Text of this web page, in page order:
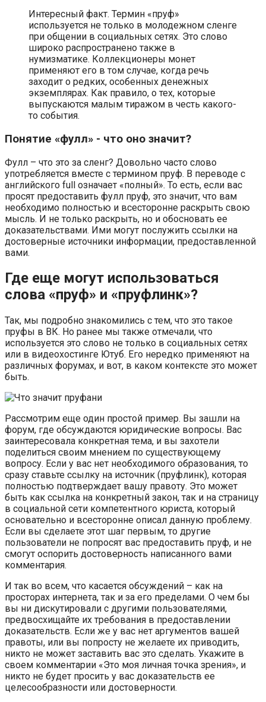
Интересный факт. Термин «пруф»
используется не только в молодежном сленге
при общении в социальных сетях. Это слово
широко распространено также в
нумизматике. Коллекционеры монет
применяют его в том случае, когда речь
заходит о редких, особенных денежных
экземплярах. Как правило, о тех, которые
выпускаются малым тиражом в честь какого-
то события.
Понятие «фулл» - что оно значит?
Фулл – что это за сленг? Довольно часто слово
употребляется вместе с термином пруф. В переводе с
английского full означает «полный». То есть, если вас
просят предоставить фулл пруф, это значит, что вам
необходимо полностью и всесторонне раскрыть свою
мысль. И не только раскрыть, но и обосновать ее
доказательствами. Ими могут послужить ссылки на
достоверные источники информации, предоставленной
вами.
Где еще могут использоваться
слова «пруф» и «пруфлинк»?
Так, мы подробно знакомились с тем, что это такое
пруфы в ВК. Но ранее мы также отмечали, что
используется это слово не только в социальных сетях
или в видеохостинге Ютуб. Его нередко применяют на
различных форумах, и вот, в каком контексте это может
быть.
Рассмотрим еще один простой пример. Вы зашли на
форум, где обсуждаются юридические вопросы. Вас
заинтересовала конкретная тема, и вы захотели
поделиться своим мнением по существующему
вопросу. Если у вас нет необходимого образования, то
сразу ставьте ссылку на источник (пруфлинк), которая
полностью подтверждает вашу правоту. Это может
быть как ссылка на конкретный закон, так и на страницу
в социальной сети компетентного юриста, который
основательно и всесторонне описал данную проблему.
Если вы сделаете этот шаг первым, то другие
пользователи не попросят вас предоставить пруф, и не
смогут оспорить достоверность написанного вами
комментария.
И так во всем, что касается обсуждений – как на
просторах интернета, так и за его пределами. О чем бы
вы ни дискутировали с другими пользователями,
предвосхищайте их требования в предоставлении
доказательств. Если же у вас нет аргументов вашей
правоты, или вы попросту не желаете их приводить,
никто не может заставить вас это сделать. Укажите в
своем комментарии «Это моя личная точка зрения», и
никто не будет просить у вас доказательств ее
целесообразности или достоверности.